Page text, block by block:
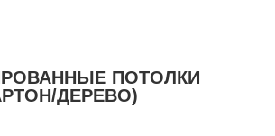
ПОТОЛКИ
ДЕРЕВО)